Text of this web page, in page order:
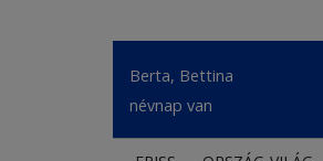
Berta, Bettina
névnap van